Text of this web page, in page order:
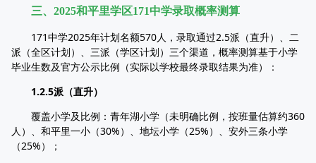
三、2025和平里学区171中学录取概率测算​
171中学2025年计划名额570人，录取通过2.5派（直升）、二
派（全区计划）、三派（学区计划）三个渠道，概率测算基于小学
毕业生数及官方公示比例（实际以学校最终录取结果为准）：​
1.2.5派（直升）​
覆盖小学及比例：青年湖小学（未明确比例，按班量估算约360
人）、和平里一小（30%）、地坛小学（25%）、安外三条小学
（25%）；​